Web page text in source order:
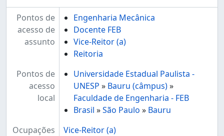
Pontos de
acesso de
assunto
Engenharia Mecânica
Docente FEB
Vice-Reitor (a)
Reitoria
Pontos de
acesso
local
Universidade Estadual Paulista -
UNESP » Bauru (câmpus)»
Faculdade de Engenharia - FEB
Brasil »São Paulo » Bauru
Ocupações
Vice-Reitor (a)